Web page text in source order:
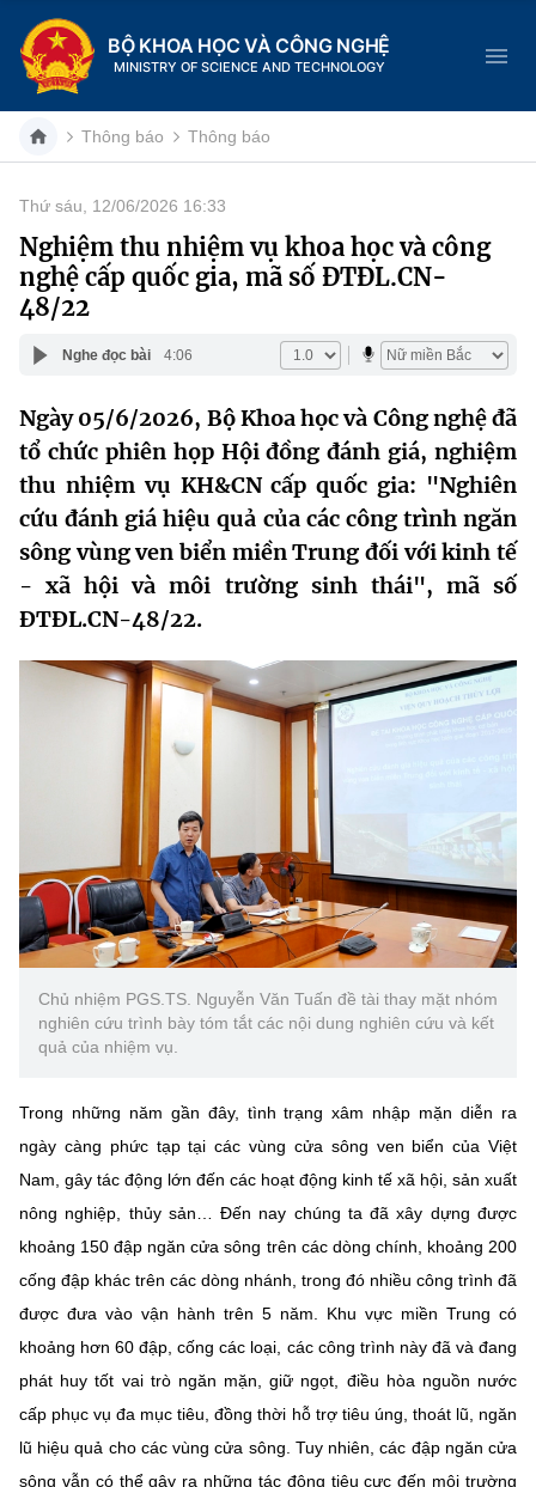
BỘ KHOA HỌC VÀ CÔNG NGHỆ
MINISTRY OF SCIENCE AND TECHNOLOGY
Danh mục
Trang chủ
Cơ cấu tổ chức
Lịch sử phát triển
Sở Khoa học và Công nghệ
Khoa học và Công nghệ
Đổi mới sáng tạo
Chuyển đổi số
Bưu chính, Viễn thông
Sở hữu trí tuệ
Tiêu chuẩn, đo lường, chất lượng
Năng lượng nguyên tử
Tin tổng hợp
Tin địa phương
Dịch vụ công
Hệ thống văn bản
Văn bản QPPL
Văn bản chỉ đạo điều hành
Lấy ý kiến người dân về dự thảo VBQPPL
MST IOFFICE
THỐNG KÊ
Khoa học và Công nghệ
Đổi mới sáng tạo
Chuyển đổi số
Bưu chính, Viễn thông
Sở hữu trí tuệ
Tiêu chuẩn, đo lường, chất lượng
Năng lượng nguyên tử
Multimedia
THƯ ĐIỆN TỬ
Infographic
Ảnh
Nhiệm vụ trọng tâm
BỘ KHOA HỌC VÀ CÔNG NGHỆ
MINISTRY OF SCIENCE AND TECHNOLOGY
Điều khoản sử dụng Theo dõi MST: Góp ý
Cơ quan chủ quản: Bộ Khoa học và Công nghệ (MST)
Chịu trách nhiệm nội dung: Nguyễn Thị Hải Hằng
Giám đốc Trung tâm Truyền thông Khoa học và Công nghệ.
Liên hệ
Thông báo Thông báo
Thứ sáu, 12/06/2026 16:33
Nghiệm thu nhiệm vụ khoa học và công
nghệ cấp quốc gia, mã số ĐTĐL.CN-
48/22
Nghe đọc bài 4:06
Ngày 05/6/2026, Bộ Khoa học và Công nghệ đã
tổ chức phiên họp Hội đồng đánh giá, nghiệm
thu nhiệm vụ KH&CN cấp quốc gia: "Nghiên
cứu đánh giá hiệu quả của các công trình ngăn
sông vùng ven biển miền Trung đối với kinh tế
- xã hội và môi trường sinh thái", mã số
ĐTĐL.CN-48/22.
Chủ nhiệm PGS.TS. Nguyễn Văn Tuấn đề tài thay mặt nhóm
nghiên cứu trình bày tóm tắt các nội dung nghiên cứu và kết
quả của nhiệm vụ.
Trong những năm gần đây, tình trạng xâm nhập mặn diễn ra
ngày càng phức tạp tại các vùng cửa sông ven biển của Việt
Nam, gây tác động lớn đến các hoạt động kinh tế xã hội, sản xuất
nông nghiệp, thủy sản… Đến nay chúng ta đã xây dựng được
khoảng 150 đập ngăn cửa sông trên các dòng chính, khoảng 200
cống đập khác trên các dòng nhánh, trong đó nhiều công trình đã
được đưa vào vận hành trên 5 năm. Khu vực miền Trung có
khoảng hơn 60 đập, cống các loại, các công trình này đã và đang
phát huy tốt vai trò ngăn mặn, giữ ngọt, điều hòa nguồn nước
cấp phục vụ đa mục tiêu, đồng thời hỗ trợ tiêu úng, thoát lũ, ngăn
lũ hiệu quả cho các vùng cửa sông. Tuy nhiên, các đập ngăn cửa
sông vẫn có thể gây ra những tác động tiêu cực đến môi trường